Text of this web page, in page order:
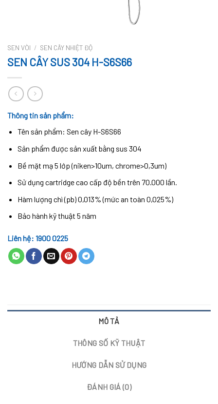
SEN VÒI / SEN CÂY NHIỆT ĐỘ
SEN CÂY SUS 304 H-S6S66
Thông tin sản phẩm:
Tên sản phẩm: Sen cây H-S6S66
Sản phẩm được sản xuất bằng sus 304
Bề mặt mạ 5 lớp (niken>10um, chrome>0,3um)
Sử dụng cartridge cao cấp độ bền trên 70.000 lần.
Hàm lượng chì (pb) 0,013% (mức an toàn 0,025%)
Bảo hành kỹ thuật 5 năm
Liên hệ: 1900 0225
MÔ TẢ
THÔNG SỐ KỸ THUẬT
HƯỚNG DẪN SỬ DỤNG
ĐÁNH GIÁ (0)